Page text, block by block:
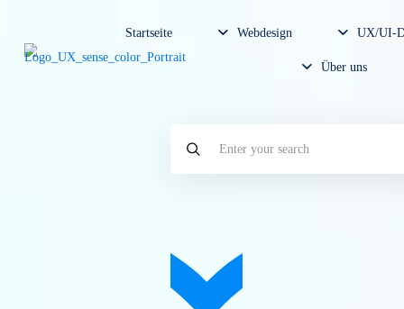
Startseite Webdesign
Über
Enter
your